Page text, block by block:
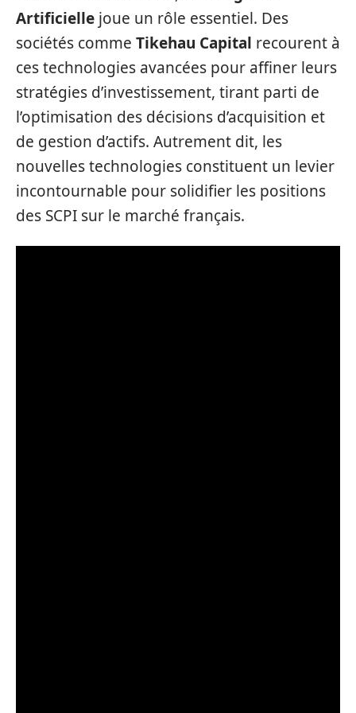
Artificielle joue un rôle essentiel. Des
sociétés comme Tikehau Capital recourent à
ces technologies avancées pour affiner leurs
stratégies d’investissement, tirant parti de
l’optimisation des décisions d’acquisition et
de gestion d’actifs. Autrement dit, les
nouvelles technologies constituent un levier
incontournable pour solidifier les positions
des SCPI sur le marché français.